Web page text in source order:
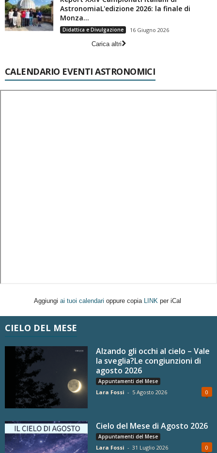
AstronomiaL'edizione 2026: la finale di
Monza...
Didattica e Divulgazione
16 Giugno 2026
Carica altri
CALENDARIO EVENTI ASTRONOMICI
Aggiungi ai tuoi calendari oppure copia LINK per iCal
CIELO DEL MESE
Alzando gli occhi al cielo – Vale
la sveglia?Le congiunzioni di
agosto 2026
Appuntamenti del Mese
Lara Fossi - 5 Agosto 2026 0
Cielo del Mese di Agosto 2026
Appuntamenti del Mese
Lara Fossi - 31 Luglio 2026 0